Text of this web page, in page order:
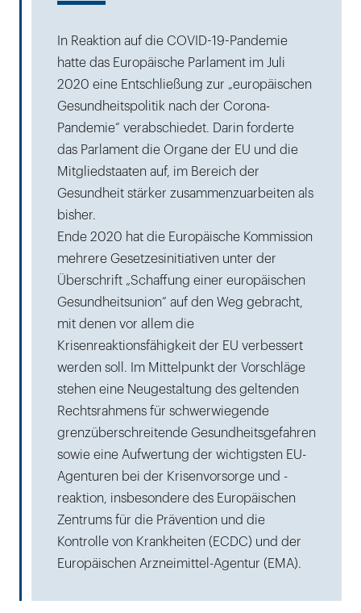
In Reaktion auf die COVID-19-Pandemie
hatte das Europäische Parlament im Juli
2020 eine Entschließung zur „europäischen
Gesundheitspolitik nach der Corona-
Pandemie“ verabschiedet. Darin forderte
das Parlament die Organe der EU und die
Mitgliedstaaten auf, im Bereich der
Gesundheit stärker zusammenzuarbeiten als
bisher.
Ende 2020 hat die Europäische Kommission
mehrere Gesetzesinitiativen unter der
Überschrift „Schaffung einer europäischen
Gesundheitsunion“ auf den Weg gebracht,
mit denen vor allem die
Krisenreaktionsfähigkeit der EU verbessert
werden soll. Im Mittelpunkt der Vorschläge
stehen eine Neugestaltung des geltenden
Rechtsrahmens für schwerwiegende
grenzüberschreitende Gesundheitsgefahren
sowie eine Aufwertung der wichtigsten EU-
Agenturen bei der Krisenvorsorge und -
reaktion, insbesondere des Europäischen
Zentrums für die Prävention und die
Kontrolle von Krankheiten (ECDC) und der
Europäischen Arzneimittel-Agentur (EMA).